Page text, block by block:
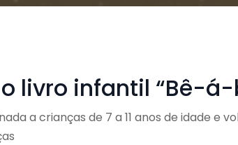
o livro infantil “Bê-
a crianças de 7 a 11 anos de idade e